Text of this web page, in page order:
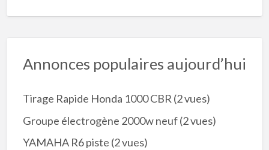
Annonces populaires aujourd’hui
Tirage Rapide Honda 1000 CBR (2 vues)
Groupe électrogène 2000w neuf(2 vues)
YAMAHA R6 piste (2 vues)